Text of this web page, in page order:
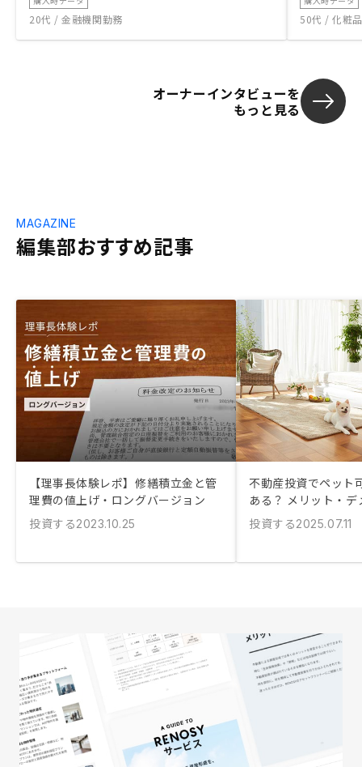
20代 / 金融機関勤務 50代 / 化粧
オーナーインタビューを
もっと見る
編集部おすすめ記事
MAGAZINE
【理事長体験レポ】修繕積立金と管
理費の値上げ・ロングバージョン
投資する2023.10.25
不動産投資でペット
ある？ メリット・
投資する2025.07.11